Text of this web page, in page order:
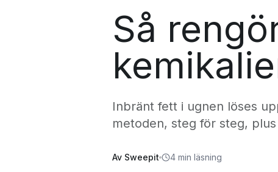
Så
Inbränt fett i ugnen löses
metoden, steg för steg,
Av Sweepit 4 min läsning